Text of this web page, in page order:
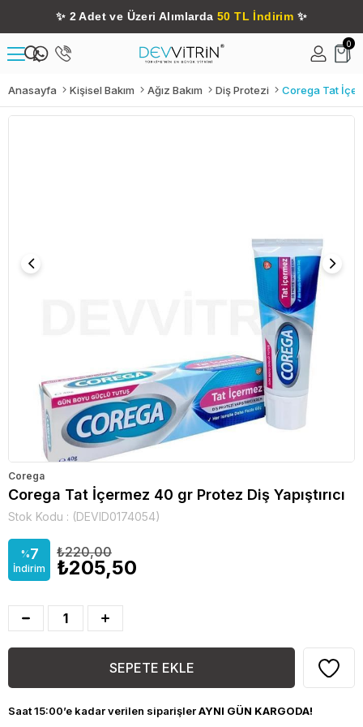
✨ 2 Adet ve Üzeri Alımlarda 50 TL İndirim ✨
0
Anasayfa Kişisel Bakım Ağız Bakım Diş Protezi Corega Tat
Corega
Corega Tat İçermez 40 gr Protez Diş Yapıştırıcı
Stok Kodu (DEVID0174054)
%7
İndirim
₺220,00
₺205,50
Saat 15:00’e kadar verilen siparişlerAYNI GÜN KARGODA!